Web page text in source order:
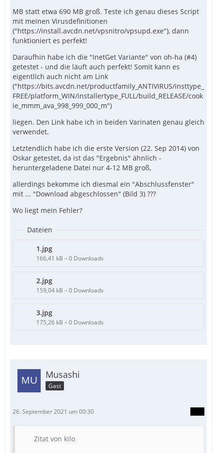
MB statt etwa 690 MB groß. Teste ich genau dieses Script
mit meinen Virusdefinitionen
("https://install.avcdn.net/vpsnitro/vpsupd.exe"), dann
funktioniert es perfekt!
Daraufhin habe ich die "InetGet Variante" von oh-ha (#4)
getestet - und die läuft auch perfekt! Somit kann es
eigentlich auch nicht am Link
("https://bits.avcdn.net/productfamily_ANTIVIRUS/insttype_
FREE/platform_WIN/installertype_FULL/build_RELEASE/cook
ie_mmm_ava_998_999_000_m")
liegen. Den Link habe ich in beiden Varinaten genau gleich
verwendet.
Letztendlich habe ich die erste Version (22. Sep 2014) von
Oskar getestet, da ist das "Ergebnis" ähnlich -
heruntergeladene Datei nur 4-12 MB groß,
allerdings bekomme ich diesmal ein "Abschlussfenster"
mit ... "Download abgeschlossen" (Bild 3) ???
Wo liegt mein Fehler?
Dateien
1.jpg
166,41 kB – 0 Downloads
2.jpg
159,04 kB – 0 Downloads
3.jpg
175,26 kB – 0 Downloads
Musashi
Gast
26. September 2021 um 00:30
Zitat von kilo